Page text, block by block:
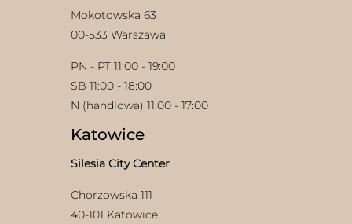
Mokotowska 63
00-533 Warszawa
PN - PT 11:00 - 19:00
SB 11:00 - 18:00
N (handlowa) 11:00 - 17:00
Katowice
Silesia City Center
Chorzowska 111
40-101 Katowice